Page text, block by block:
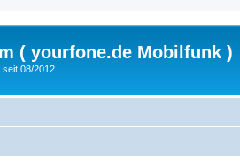
( yourfone.de Mobilfunk )
08/2012